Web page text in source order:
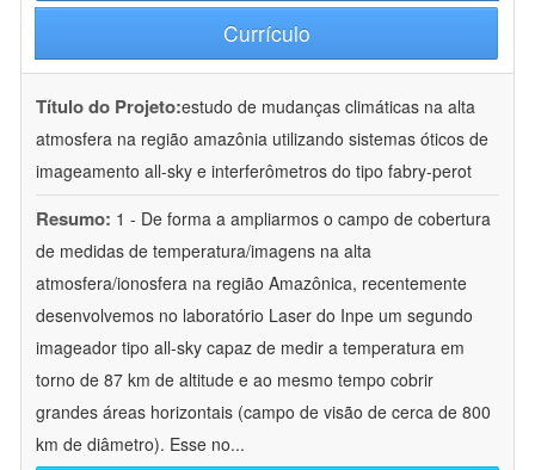
Currículo
Título do Projeto:estudo de mudanças climáticas na alta
atmosfera na região amazônia utilizando sistemas óticos de
imageamento all-sky e interferômetros do tipo fabry-perot
Resumo: 1 - De forma a ampliarmos o campo de cobertura
de medidas de temperatura/imagens na alta
atmosfera/ionosfera na região Amazônica, recentemente
desenvolvemos no laboratório Laser do Inpe um segundo
imageador tipo all-sky capaz de medir a temperatura em
torno de 87 km de altitude e ao mesmo tempo cobrir
grandes áreas horizontais (campo de visão de cerca de 800
km de diâmetro). Esse no...